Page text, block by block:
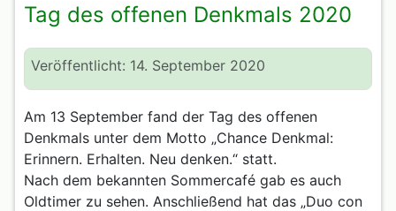
Tag des offenen Denkmals 2020
Veröffentlicht: 14. September 2020
Am 13 September fand der Tag des offenen
Denkmals unter dem Motto „Chance Denkmal:
Erinnern. Erhalten. Neu denken.“ statt.
Nach dem bekannten Sommercafé gab es auch
Oldtimer zu sehen. Anschließend hat das „Duo con